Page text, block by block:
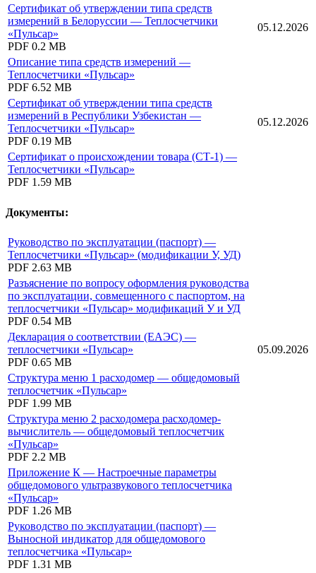
Сертификат об утверждении типа средств
измерений в Белоруссии — Теплосчетчики
«Пульсар»
PDF 0.2 MB
05.12.2026
Описание типа средств измерений —
Теплосчетчики «Пульсар»
PDF 6.52 MB
Сертификат об утверждении типа средств
измерений в Республики Узбекистан —
Теплосчетчики «Пульсар»
PDF 0.19 MB
05.12.2026
Сертификат о происхождении товара (СТ-1) —
Теплосчетчики «Пульсар»
PDF 1.59 MB
Документы:
Руководство по эксплуатации (паспорт) —
Теплосчетчики «Пульсар» (модификации У, УД)
PDF 2.63 MB
Разъяснение по вопросу оформления руководства
по эксплуатации, совмещенного с паспортом, на
теплосчетчики «Пульсар» модификаций У и УД
PDF 0.54 MB
Декларация о соответствии (ЕАЭС) —
теплосчетчики «Пульсар»
PDF 0.65 MB
05.09.2026
Структура меню 1 расходомер — общедомовый
теплосчетчик «Пульсар»
PDF 1.99 MB
Структура меню 2 расходомера расходомер-
вычислитель — общедомовый теплосчетчик
«Пульсар»
PDF 2.2 MB
Приложение К — Настроечные параметры
общедомового ультразвукового теплосчетчика
«Пульсар»
PDF 1.26 MB
Руководство по эксплуатации (паспорт) —
Выносной индикатор для общедомового
теплосчетчика «Пульсар»
PDF 1.31 MB